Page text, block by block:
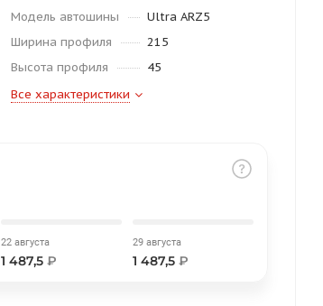
Модель автошины
Ultra ARZ5
Ширина профиля
215
Высота профиля
45
Все характеристики
22 августа
1 487,5 ₽
29 августа
1 487,5 ₽